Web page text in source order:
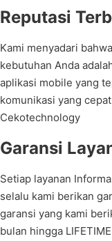
Reputasi
Kami menyadari
kebutuhan Anda
aplikasi mobile yang
komunikasi yang
Cekotechnology
Garansi
Setiap layanan
selalu kami berikan
garansi yang kami
bulan hingga